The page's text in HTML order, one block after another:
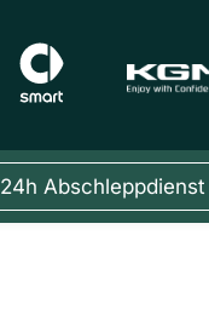
24h Abschleppdienst